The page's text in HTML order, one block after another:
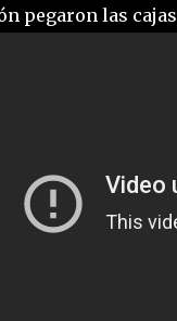
pegaron las cajas